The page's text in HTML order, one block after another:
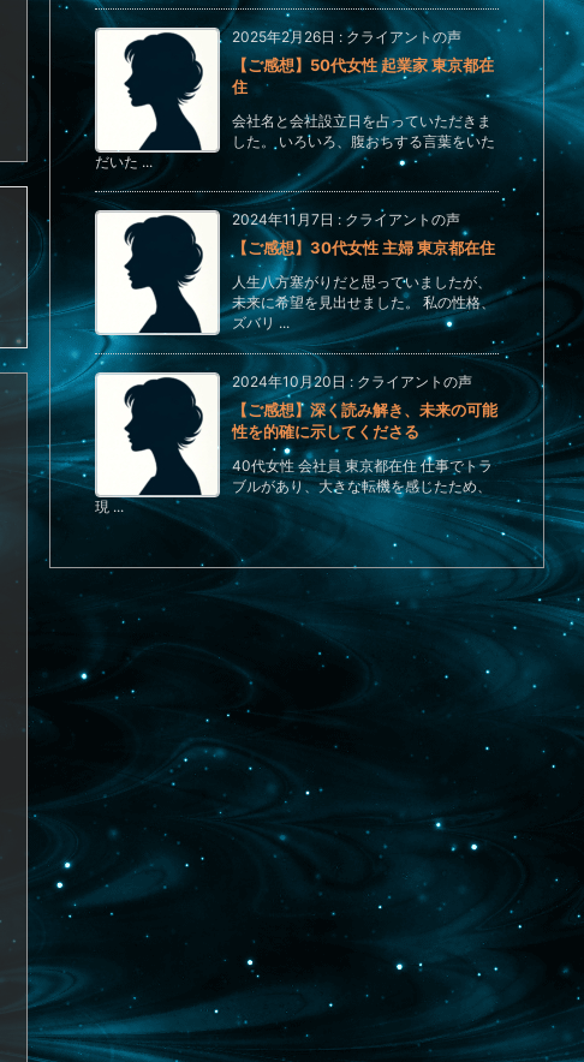
2025年2月26日 : クライアントの声
【ご感想】50代女性 起業家 東京都在
住
会社名と会社設立日を占っていただきま
した。 いろいろ、腹おちする言葉をいた
だいた ...
2024年11月7日 : クライアントの声
【ご感想】30代女性 主婦 東京都在住
人生八方塞がりだと思っていましたが、
未来に希望を見出せました。 私の性格、
ズバリ ...
2024年10月20日 : クライアントの声
【ご感想】深く読み解き、未来の可能
性を的確に示してくださる
40代女性 会社員 東京都在住 仕事でトラ
ブルがあり、大きな転機を感じたため、
現 ...